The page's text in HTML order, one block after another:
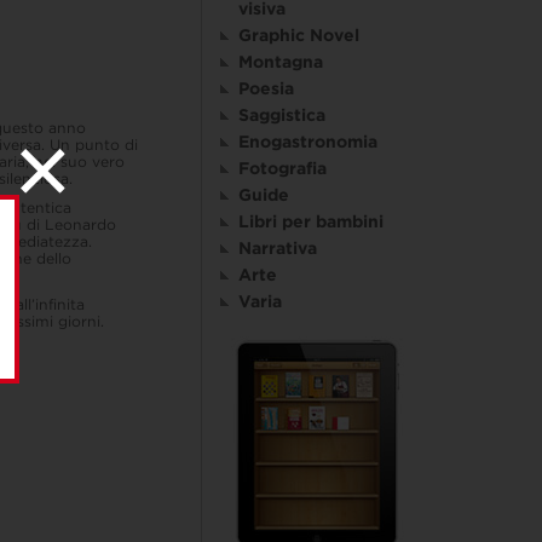
anno
Un punto di
nel suo vero
di Leonardo
dello
all’infinita
giorni.
visiva
Graphic Novel
Montagna
Poesia
Saggistica
Enogastronomia
Fotografia
Guide
Libri per bambini
Narrativa
Arte
Varia